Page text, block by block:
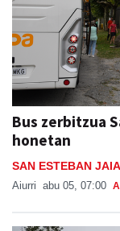
Bus zerbitzua
honetan
SAN ESTEBAN
Aiurri abu 05, 07:00